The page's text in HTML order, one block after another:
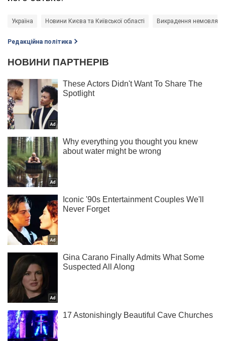
Україна Новини Києва та Київської області Викрадення
Редакційна політика